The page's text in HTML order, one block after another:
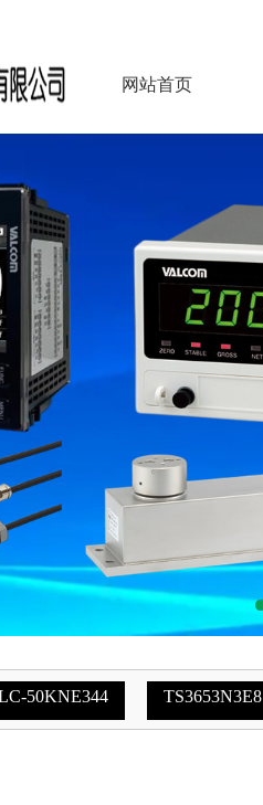
网站首页
50KNE344 TS3653N3E8